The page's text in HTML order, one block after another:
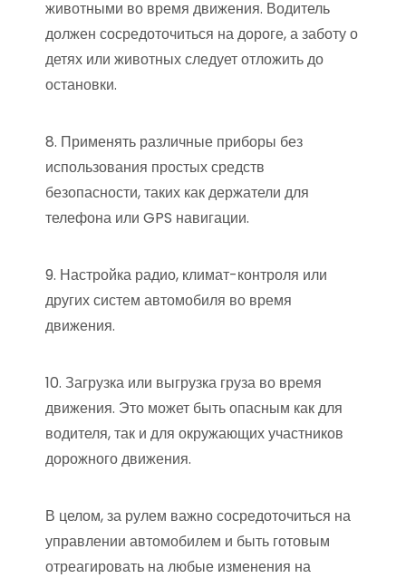
животными во время движения. Водитель
должен сосредоточиться на дороге, а заботу о
детях или животных следует отложить до
остановки.
8. Применять различные приборы без
использования простых средств
безопасности, таких как держатели для
телефона или GPS навигации.
9. Настройка радио, климат-контроля или
других систем автомобиля во время
движения.
10. Загрузка или выгрузка груза во время
движения. Это может быть опасным как для
водителя, так и для окружающих участников
дорожного движения.
В целом, за рулем важно сосредоточиться на
управлении автомобилем и быть готовым
отреагировать на любые изменения на